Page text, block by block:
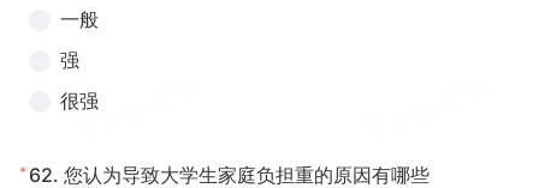
一般
强
很强
* 62. 您认为导致大学生家庭负担重的原因有哪些